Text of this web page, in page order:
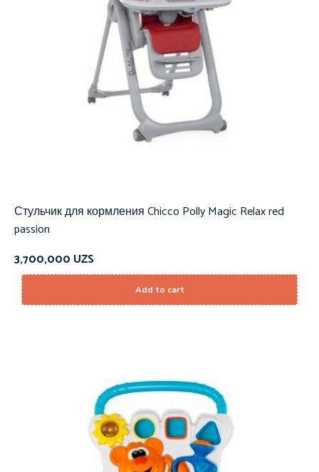
Стульчик для кормления Chicco Polly Magic Relax red
passion
3,700,000 UZS
Add to cart